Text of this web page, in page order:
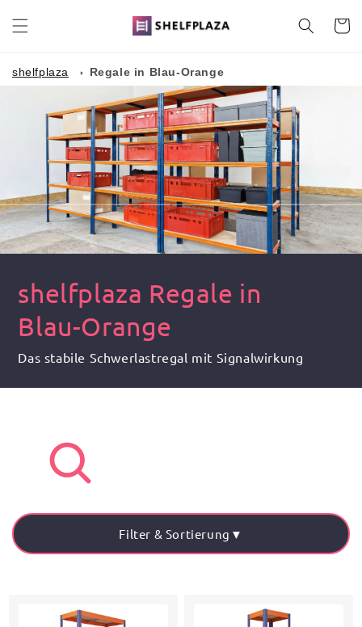
zum
Inhalt
shelfplaza Regale in Blau-Orange
shelfplaza Regale in
Blau-Orange
Das stabile Schwerlastregal mit Signalwirkung
Filter & Sortierung ▼